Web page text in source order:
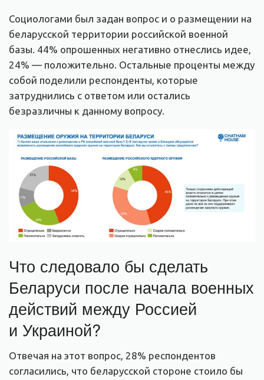
Социологами был задан вопрос и о размещении на
беларусской территории российской военной
базы. 44% опрошенных негативно отнеслись идее,
24% — положительно. Остальные проценты между
собой поделили респонденты, которые
затруднились с ответом или остались
безразличны к данному вопросу.
Что следовало бы сделать
Беларуси после начала военных
действий между Россией
и Украиной?
Отвечая на этот вопрос, 28% респондентов
согласились, что беларусской стороне стоило бы